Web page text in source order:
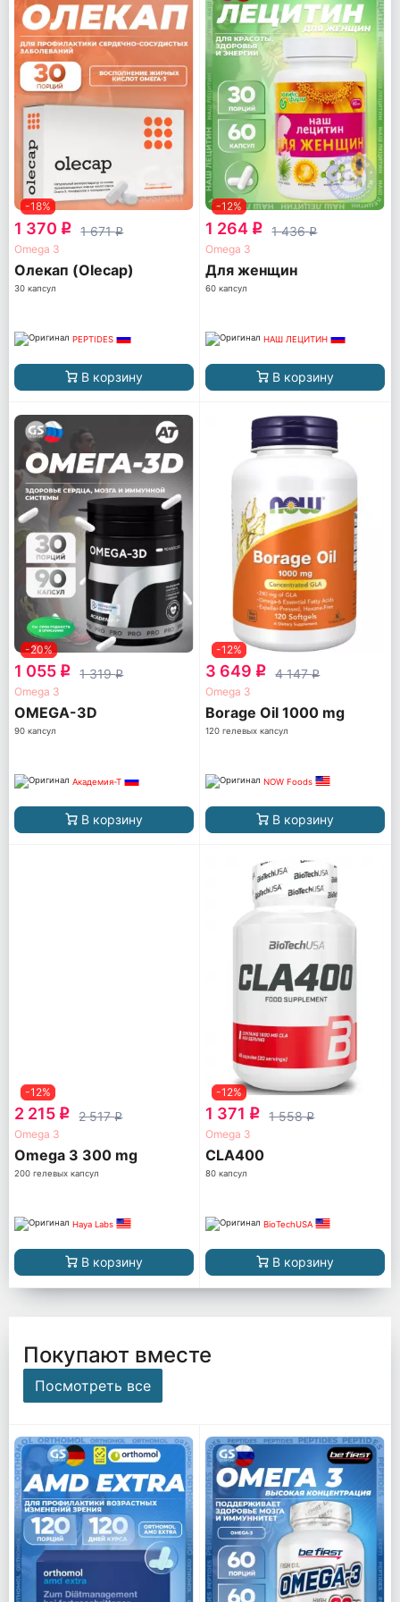
-18%
1 370 q 1 671q
Omega 3
Олекап (Olecap)
30 капсул
PEPTIDES
В корзину
-12%
1 264 q 1 436q
Omega 3
Для женщин
60 капсул
НАШ ЛЕЦИТИН
В корзину
-20%
1 055 q 1 319q
Omega 3
OMEGA-3D
90 капсул
Академия-Т
В корзину
-12%
3 649 q 4 147q
Omega 3
Borage Oil 1000 mg
120 гелевых капсул
NOW Foods
В корзину
-12%
2 215 q 2 517q
Omega 3
Omega 3 300 mg
200 гелевых капсул
Haya Labs
В корзину
-12%
1 371 q 1 558q
Omega 3
CLA400
80 капсул
BioTechUSA
В корзину
Покупают вместе
Посмотреть все